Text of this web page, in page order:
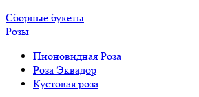
Сборные букеты
Розы
Пионовидная Роза
Роза Эквадор
Кустовая роза